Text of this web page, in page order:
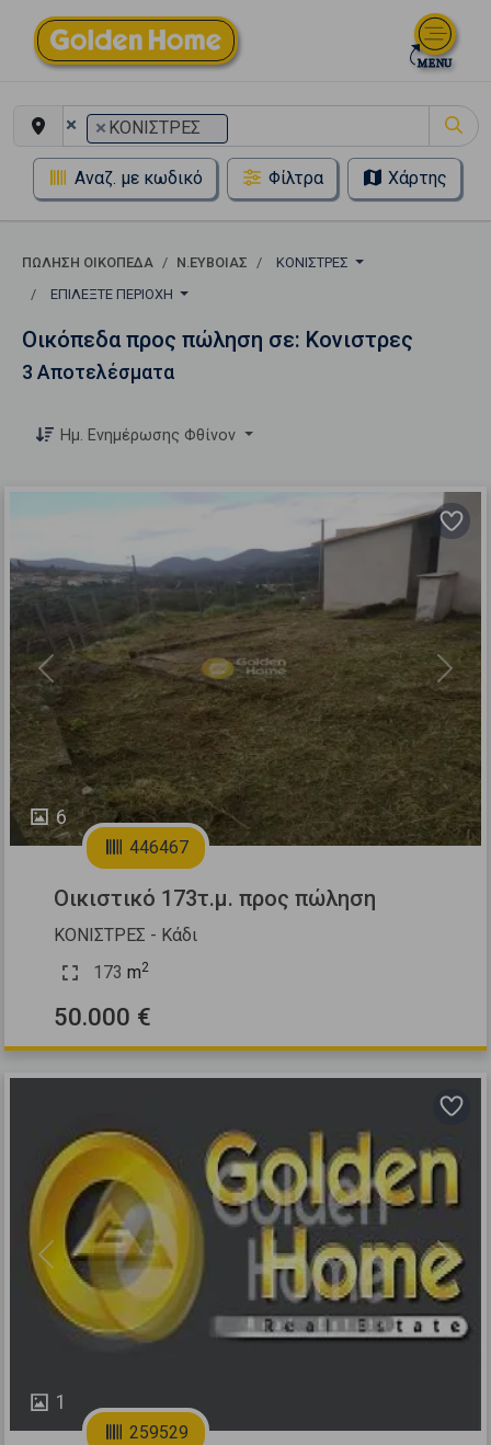
× × ΚΟΝΙΣΤΡΕΣ
Αναζ. με κωδικό Φίλτρα Χάρτης
ΠΏΛΗΣΗ ΟΙΚΌΠΕΔΑ Ν.ΕΥΒΟΙΑΣ
ΚΟΝΙΣΤΡΕΣ
ΕΠΙΛΈΞΤΕ ΠΕΡΙΟΧΉ
Οικόπεδα προς πώληση σε: Κονιστρες
3 Αποτελέσματα
Ημ. Ενημέρωσης Φθίνον
6
Previous Next
446467
Οικιστικό 173τ.μ. προς πώληση
ΚΟΝΙΣΤΡΕΣ - Κάδι
173 m2
50.000 €
1
Previous Next
259529